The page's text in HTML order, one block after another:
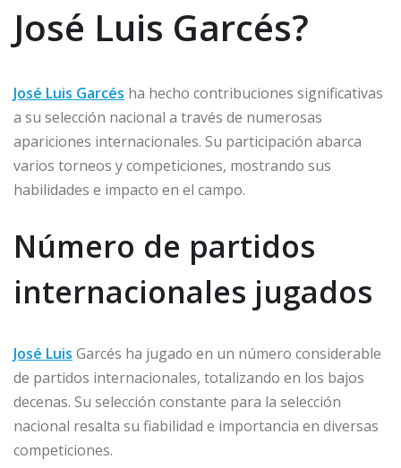
José Luis Garcés?
José Luis Garcés ha hecho contribuciones significativas
a su selección nacional a través de numerosas
apariciones internacionales. Su participación abarca
varios torneos y competiciones, mostrando sus
habilidades e impacto en el campo.
Número de partidos
internacionales jugados
José Luis Garcés ha jugado en un número considerable
de partidos internacionales, totalizando en los bajos
decenas. Su selección constante para la selección
nacional resalta su fiabilidad e importancia en diversas
competiciones.